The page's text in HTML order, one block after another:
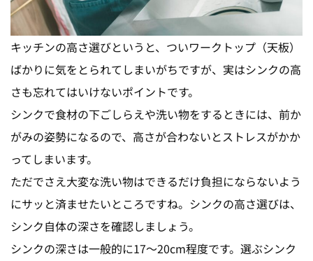
キッチンの高さ選びというと、ついワークトップ（天板）
ばかりに気をとられてしまいがちですが、実はシンクの高
さも忘れてはいけないポイントです。
シンクで食材の下ごしらえや洗い物をするときには、前か
がみの姿勢になるので、高さが合わないとストレスがかか
ってしまいます。
ただでさえ大変な洗い物はできるだけ負担にならないよう
にサッと済ませたいところですね。シンクの高さ選びは、
シンク自体の深さを確認しましょう。
シンクの深さは一般的に17～20cm程度です。選ぶシンク